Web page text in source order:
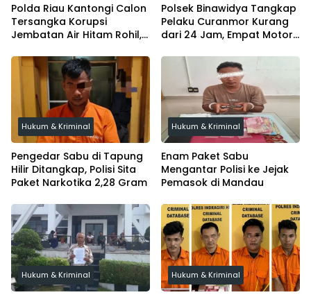
Polda Riau Kantongi Calon
Tersangka Korupsi
Jembatan Air Hitam Rohil,
Polsek Binawidya Tangkap
Pelaku Curanmor Kurang
dari 24 Jam, Empat Motor
Hukum & Kriminal
Pengedar Sabu di Tapung
Hilir Ditangkap, Polisi Sita
Paket Narkotika 2,28 Gram
Hukum & Kriminal
Enam Paket Sabu
Mengantar Polisi ke Jejak
Pemasok di Mandau
Hukum & Kriminal Hukum & Kriminal